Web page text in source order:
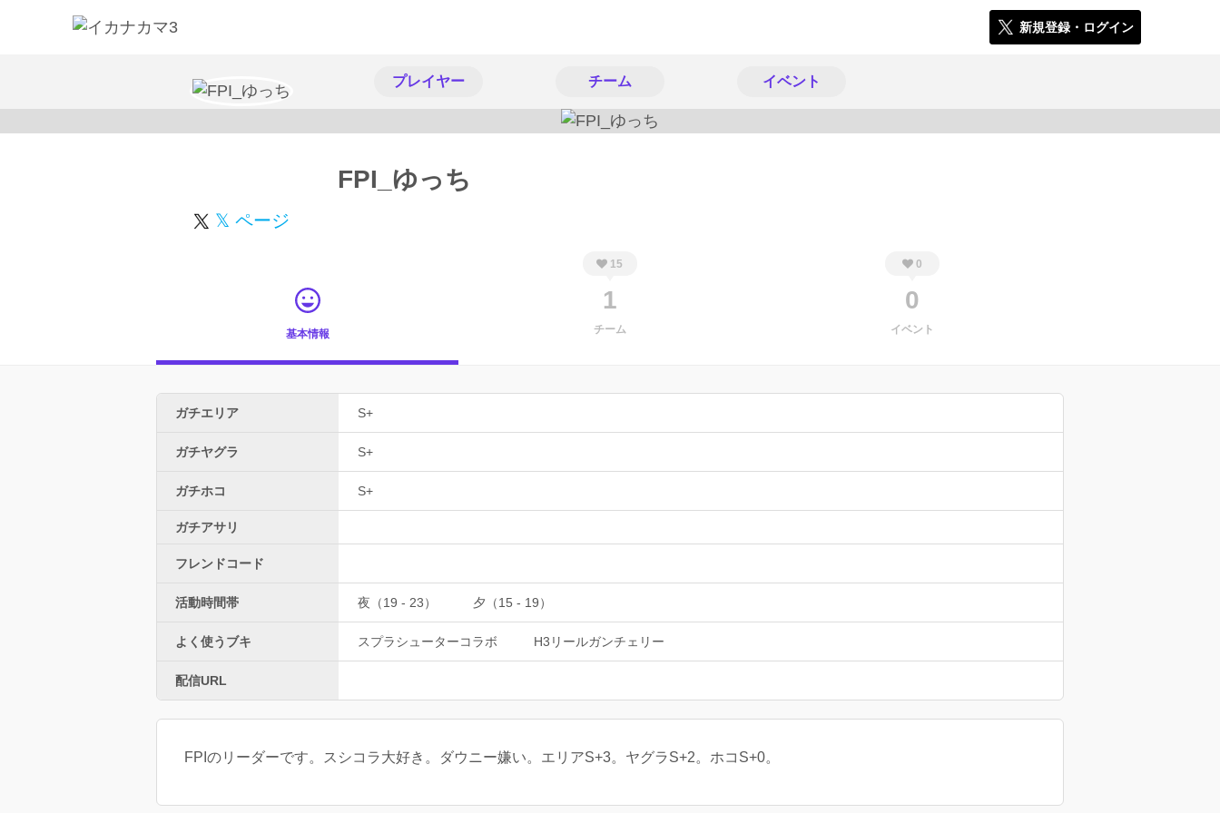
新規登録・ログイン
プレイヤー チーム イベント
FPI_ゆっち
𝕏 ページ
基本情報
15
1
チーム
0
0
イベント
ガチエリア S+
ガチヤグラ S+
ガチホコ S+
ガチアサリ
フレンドコード
活動時間帯 夜（19 - 23） 夕（15 - 19）
よく使うブキ スプラシューターコラボ H3リールガンチェリー
配信URL
FPIのリーダーです。スシコラ大好き。ダウニー嫌い。エリアS+3。ヤグラS+2。ホコS+0。